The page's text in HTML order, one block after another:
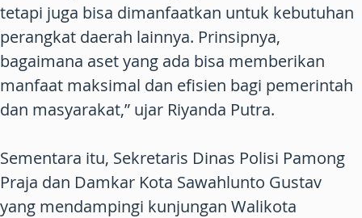
tetapi juga bisa dimanfaatkan untuk kebutuhan
perangkat daerah lainnya. Prinsipnya,
bagaimana aset yang ada bisa memberikan
manfaat maksimal dan efisien bagi pemerintah
dan masyarakat,” ujar Riyanda Putra.
Sementara itu, Sekretaris Dinas Polisi Pamong
Praja dan Damkar Kota Sawahlunto Gustav
yang mendampingi kunjungan Walikota